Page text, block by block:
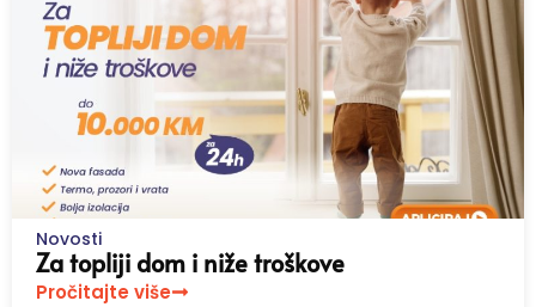
Novosti
Za topliji dom i niže troškove
Pročitajte više